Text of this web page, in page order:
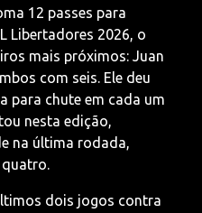
12 passes para
Libertadores 2026, o
mais próximos: Juan
com seis. Ele deu
para chute em cada um
nesta edição,
na última rodada,
dois jogos contra